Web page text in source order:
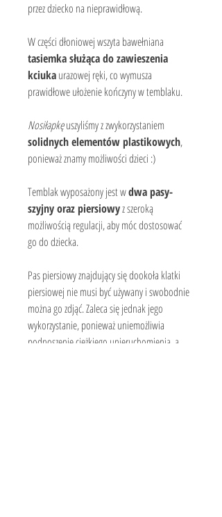
przez dziecko na nieprawidłową.
W części dłoniowej wszyta bawełniana
tasiemka służąca do zawieszenia
kciuka urazowej ręki, co wymusza
prawidłowe ułożenie kończyny w temblaku.
Nosiłapkę uszyliśmy z zwykorzystaniem
solidnych elementów plastikowych,
ponieważ znamy możliwości dzieci :)
Temblak wyposażony jest w dwa pasy-
szyjny oraz piersiowy z szeroką
możliwością regulacji, aby móc dostosować
go do dziecka.
Pas piersiowy znajdujący się dookoła klatki
piersiowej nie musi być używany i swobodnie
można go zdjąć. Zaleca się jednak jego
wykorzystanie, ponieważ uniemożliwia
podnoszenie ciężkiego unieruchomienia, a